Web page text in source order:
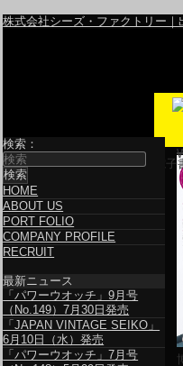
株式会社シーズ・ファクトリー｜
電
検索：
HOME
ABOUT US
PORT FOLIO
COMPANY PROFILE
RECRUIT
最新ニュース
「パワーウオッチ」9月号
（No.149）7月30日発売
「JAPAN VINTAGE SEIKO」
6月10日（水）発売
「パワーウオッチ」7月号